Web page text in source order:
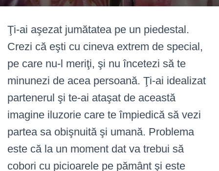
Ţi-ai aşezat jumătatea pe un piedestal.
Crezi că eşti cu cineva extrem de special,
pe care nu-l meriţi, şi nu încetezi să te
minunezi de acea persoană. Ţi-ai idealizat
partenerul şi te-ai ataşat de această
imagine iluzorie care te împiedică să vezi
partea sa obişnuită şi umană. Problema
este că la un moment dat va trebui să
cobori cu picioarele pe pământ şi este